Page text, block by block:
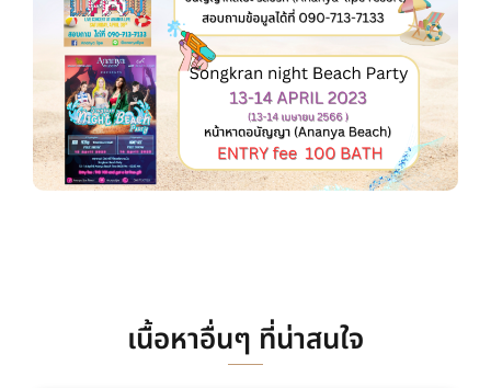
เนื้อหาอื่นๆ ที่น่าสนใจ